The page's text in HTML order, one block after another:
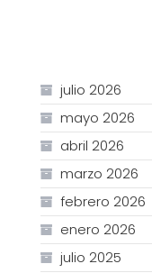
julio 2026
mayo 2026
abril 2026
marzo 2026
febrero 2026
enero 2026
julio 2025